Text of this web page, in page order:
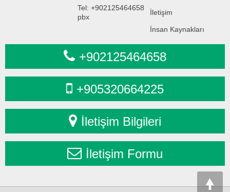
Tel: +902125464658
pbx
İletişim
İnsan Kaynakları
+902125464658
+905320664225
İletişim Bilgileri
İletişim Formu